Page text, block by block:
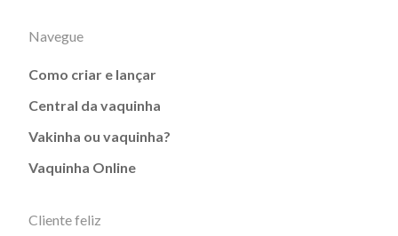
Navegue
Como criar e lançar
Central da vaquinha
Vakinha ou vaquinha?
Vaquinha Online
Cliente feliz